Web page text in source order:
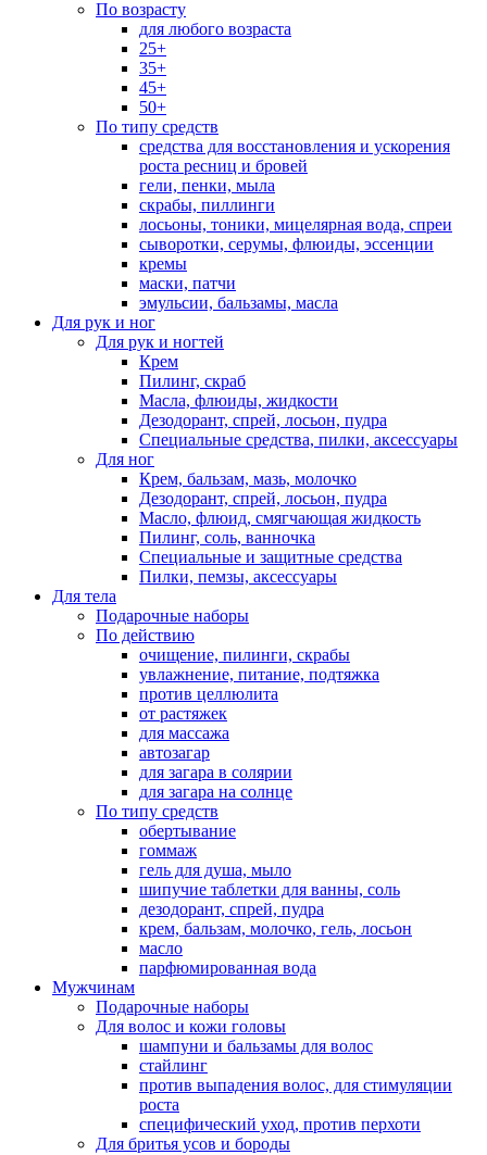
По возрасту
для любого возраста
25+
35+
45+
50+
По типу средств
средства для восстановления и ускорения
роста ресниц и бровей
гели, пенки, мыла
скрабы, пиллинги
лосьоны, тоники, мицелярная вода, спреи
сыворотки, серумы, флюиды, эссенции
кремы
маски, патчи
эмульсии, бальзамы, масла
Для рук и ног
Для рук и ногтей
Крем
Пилинг, скраб
Масла, флюиды, жидкости
Дезодорант, спрей, лосьон, пудра
Специальные средства, пилки, аксессуары
Для ног
Крем, бальзам, мазь, молочко
Дезодорант, спрей, лосьон, пудра
Масло, флюид, смягчающая жидкость
Пилинг, соль, ванночка
Специальные и защитные средства
Пилки, пемзы, аксессуары
Для тела
Подарочные наборы
По действию
очищение, пилинги, скрабы
увлажнение, питание, подтяжка
против целлюлита
от растяжек
для массажа
автозагар
для загара в солярии
для загара на солнце
По типу средств
обертывание
гоммаж
гель для душа, мыло
шипучие таблетки для ванны, соль
дезодорант, спрей, пудра
крем, бальзам, молочко, гель, лосьон
масло
парфюмированная вода
Мужчинам
Подарочные наборы
Для волос и кожи головы
шампуни и бальзамы для волос
стайлинг
против выпадения волос, для стимуляции
роста
специфический уход, против перхоти
Для бритья усов и бороды